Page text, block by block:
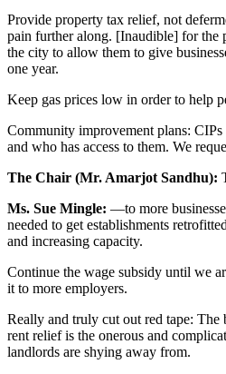
Provide property tax relief, not
pain further along. [Inaudible] for the
the city to allow them to give
one year.
Keep gas prices low in order to help
Community improvement plans:
and who has access to them. We
The Chair (Mr. Amarjot Sandhu):
Ms. Sue Mingle: —to more
needed to get establishments
and increasing capacity.
Continue the wage subsidy until we
it to more employers.
Really and truly cut out red tape: The
rent relief is the onerous and
landlords are shying away from.